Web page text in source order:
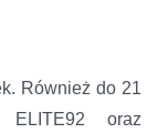
Również do 21
oraz